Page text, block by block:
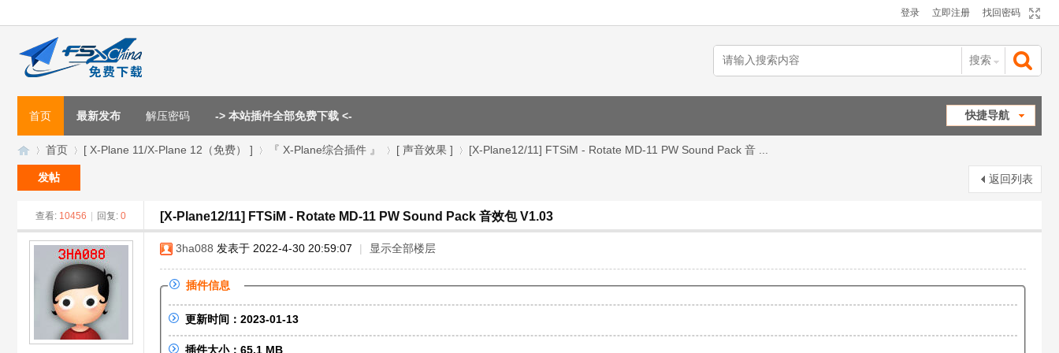
登录 立即注册 找回密码
搜索
快捷导航
首页 最新发布 解压密码 -> 本站插件全部免费下载 <-
»
首页
›
[ X-Plane 11/X-Plane 12（免费） ]
›
『 X-Plane综合插件 』
›
[ 声音效果 ]
›
[X-Plane12/11] FTSiM - Rotate MD-11 PW Sound Pack 音 ...
返回列表
发帖
查看: 10456 回复: 0 [X-Plane12/11] FTSiM - Rotate MD-11 PW Sound Pack 音效包 V1.03
3ha088 发表于 2022-4-30 20:59:07 | 显示全部楼层
插件信息
更新时间：2023-01-13
插件大小：65.1 MB